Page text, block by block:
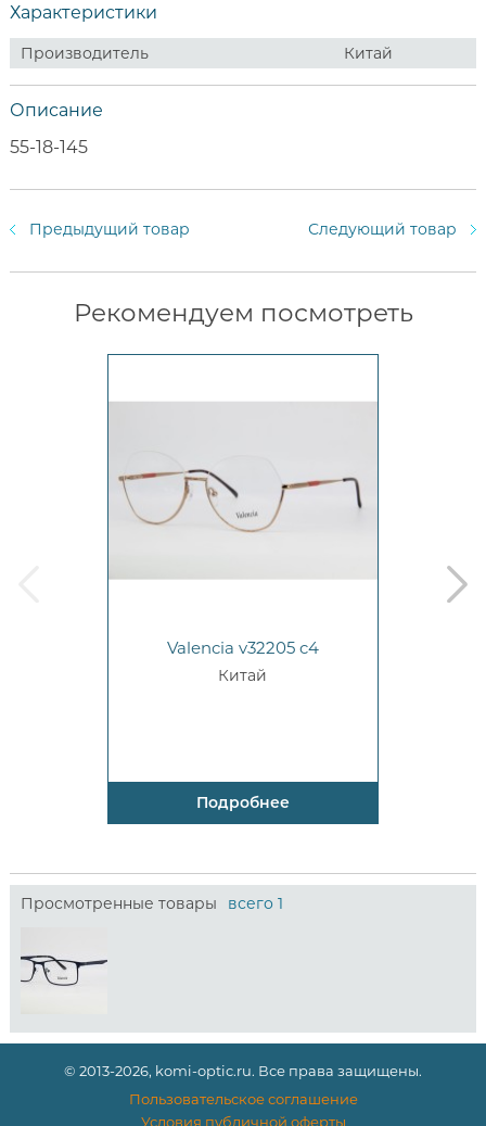
Характеристики
Производитель Китай
Описание
55-18-145
Предыдущий товар Следующий товар
Рекомендуем посмотреть
Valencia v32205 c4
Китай
Подробнее
next
Просмотренные товары всего 1
© 2013-2026, komi-optic.ru. Все права защищены.
Пользовательское соглашение
Условия публичной оферты